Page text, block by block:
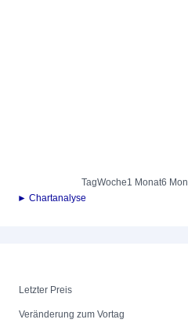
TagWoche1 Monat6
► Chartanalyse
Letzter Preis
Veränderung zum Vortag